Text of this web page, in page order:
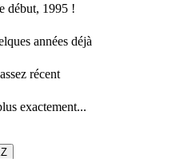
début, 1995 !
années déjà
récent
exactement...